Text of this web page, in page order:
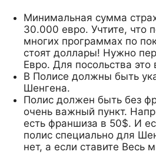
Минимальная сумма
30.000 евро. Учтите, что
многих программах по
стоят доллары! Нужно
Евро. Для посольства это
В Полисе должны быть
Шенгена.
Полис должен быть без
очень важный пункт.
есть франшиза в 50$. И
полис специально для
нет, а если ставите Весь